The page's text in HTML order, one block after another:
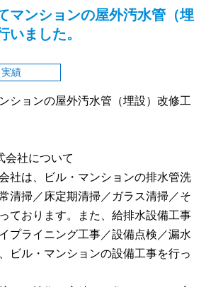
マンションの屋外汚水管（埋
いました。
実績
ションの屋外汚水管（埋設）改修工
会社について
社は、ビル・マンションの排水管洗
清掃／床定期清掃／ガラス清掃／そ
ております。また、給排水設備工事
プライニング工事／設備点検／漏水
ビル・マンションの設備工事を行っ